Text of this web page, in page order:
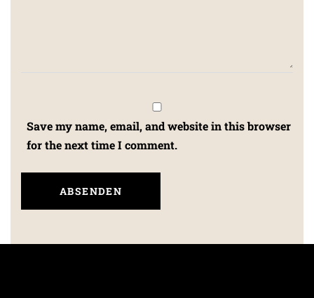
Save my name, email, and website in this browser
for the next time I comment.